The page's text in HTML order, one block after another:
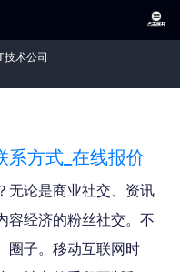
技术公司
系方式_在线报价
无论是商业社交、资讯
容经济的粉丝社交。不
圈子。移动互联网时